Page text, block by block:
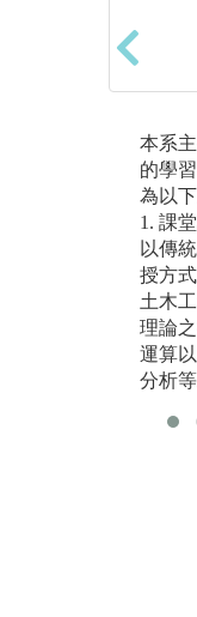
本系
的學
為以
1. 課
以傳
授方
土木
理論之
運算
分析等